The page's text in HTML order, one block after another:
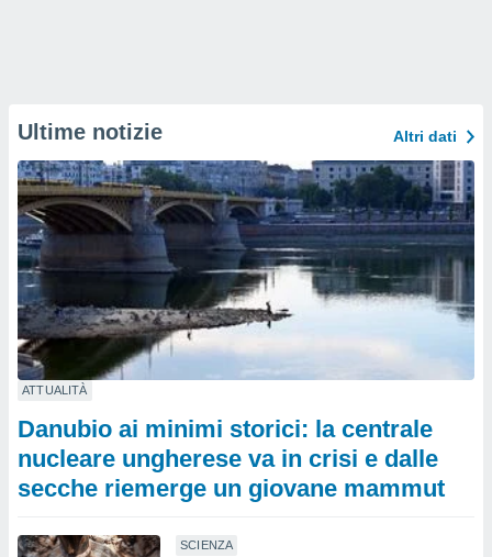
Ultime notizie Altri dati
ATTUALITÀ
Danubio ai minimi storici: la centrale
nucleare ungherese va in crisi e dalle
secche riemerge un giovane mammut
SCIENZA